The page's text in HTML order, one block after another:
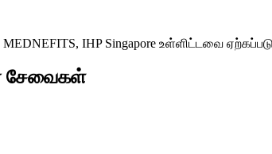
IHP Singapore உள்ளிட்டவை
சேவைகள்